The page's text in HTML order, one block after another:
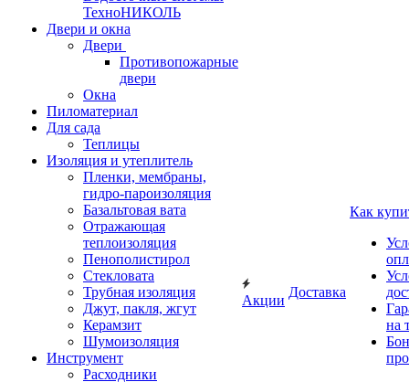
ТехноНИКОЛЬ
Двери и окна
Двери
Противопожарные
двери
Окна
Пиломатериал
Для сада
Теплицы
Изоляция и утеплитель
Пленки, мембраны,
гидро-пароизоляция
Базальтовая вата
Отражающая
теплоизоляция
Пенополистирол
Стекловата
Трубная изоляция
Джут, пакля, жгут
Керамзит
Шумоизоляция
Инструмент
Расходники
Акции
Доставка
Как
на